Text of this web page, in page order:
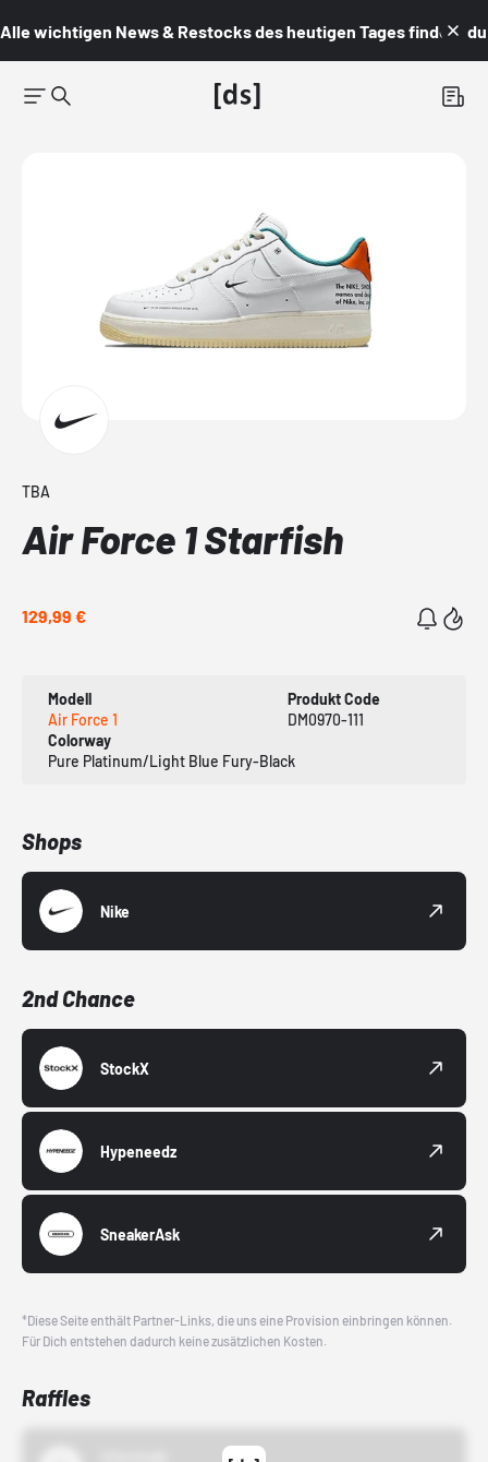
Alle wichtigen News & Restocks des heutigen Tages findest du
TBA
Air Force 1 Starfish
129,99 €
Modell
Air Force 1
Produkt Code
DM0970-111
Colorway
Pure Platinum/Light Blue Fury-Black
Shops
Nike
2nd Chance
StockX
Hypeneedz
SneakerAsk
*Diese Seite enthält Partner-Links, die uns eine Provision einbringen können.
Für Dich entstehen dadurch keine zusätzlichen Kosten.
Raffles